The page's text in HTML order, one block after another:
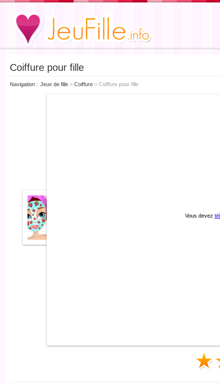
Coiffure pour fille
Navigation Jeux de fille > Coiffure > Coiffure pour fille
Vous devez